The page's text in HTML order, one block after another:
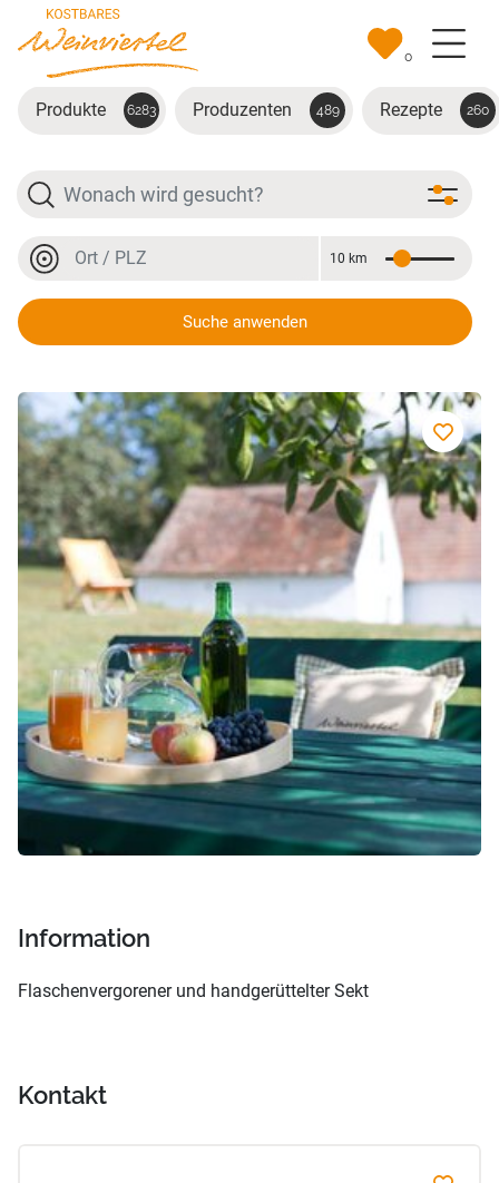
Zum Hauptinhalt springen
0
Produkte 6283 Produzenten 489 Rezepte 260
Suche
Ort oder PLZ
Entfernung
10 km
Suche anwenden
Sauvignon Blanc Sekt
Information
Flaschenvergorener und handgerüttelter Sekt
Kontakt